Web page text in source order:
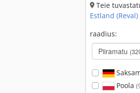
Teie
Estland (Reval)
raadius:
Piiramatu
Poola